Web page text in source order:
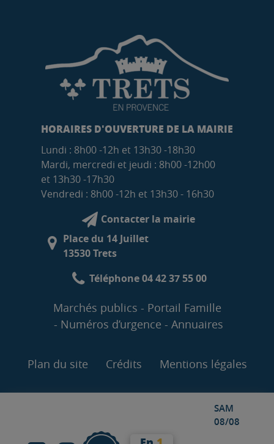
SAM
08/08
HORAIRES D'OUVERTURE DE LA MAIRIE
Lundi : 8h00 -12h et 13h30 -18h30
Mardi, mercredi et jeudi : 8h00 -12h00
et 13h30 -17h30
Vendredi : 8h00 -12h et 13h30 - 16h30
Contacter la mairie
Place du 14 Juillet
13530 Trets
Téléphone 04 42 37 55 00
Marchés publics
Portail Famille
Numéros d’urgence
Annuaires
Plan du site Crédits Mentions légales